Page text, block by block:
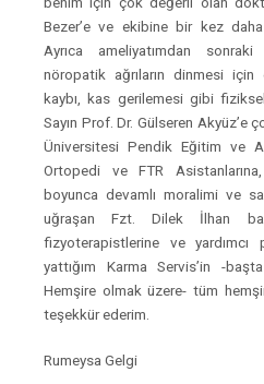
Bezer’e ve ekibine bir kez
Ayrıca ameliyatımdan
nöropatik ağrıların dinmesi
kaybı, kas gerilemesi gibi
Sayın Prof. Dr. Gülseren Akyüz’e
Üniversitesi Pendik Eğitim ve
Ortopedi ve FTR
boyunca devamlı moralimi ve
uğraşan Fzt. Dilek İlhan
fizyoterapistlerine ve
yattığım Karma Servis’in -
Hemşire olmak üzere- tüm
teşekkür ederim.
Rumeysa Gelgi